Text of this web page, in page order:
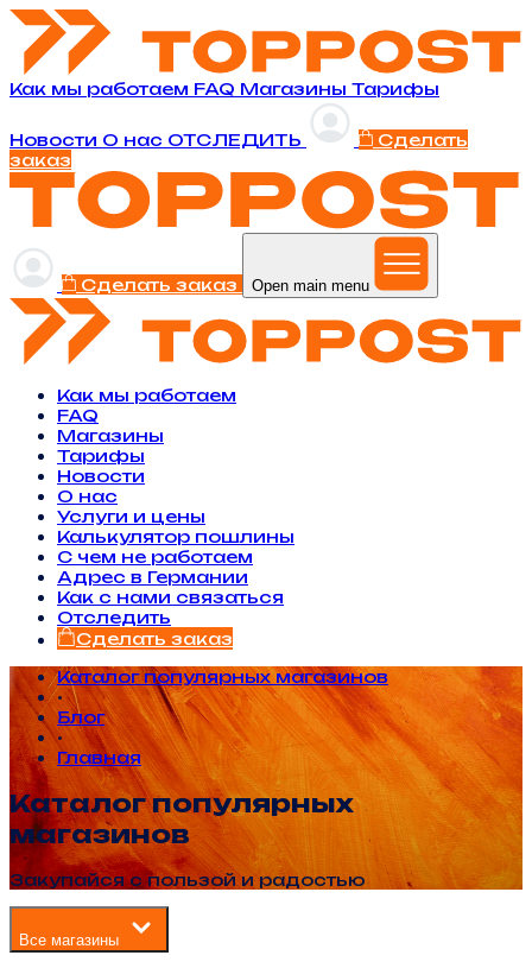
Как мы работаем FAQ Магазины Тарифы
Новости O нас ОТСЛЕДИТЬ
Сделать
заказ
Сделать заказ Open main menu
Как мы работаем
FAQ
Магазины
Тарифы
Новости
O нас
Услуги и цены
Калькулятор пошлины
С чем не работаем
Адрес в Германии
Как с нами связаться
Отследить
Сделать заказ
Каталог популярных магазинов
•
Блог
•
Главная
Каталог популярных
магазинов
Закупайся с пользой и радостью
Все магазины